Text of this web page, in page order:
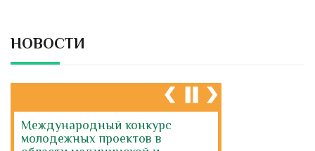
НОВОСТИ
Реабилитация+
По статистике ВОЗ, в мире
насчитывается около 400
Новость о Попечительском
совете